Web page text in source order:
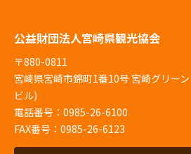
公益財団法人宮崎県観光協会
〒880-0811
宮崎県宮崎市錦町1番10号 宮崎グリー
ビル)
電話番号：0985-26-6100
FAX番号：0985-26-6123